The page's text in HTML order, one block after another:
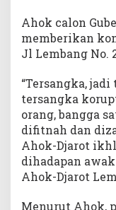
Ahok calon
memberikan
Jl Lembang No.
“Tersangka,
tersangka
orang, bangga
difitnah dan
Ahok-Djarot
dihadapan
Ahok-Djarot
Menurut Ahok,